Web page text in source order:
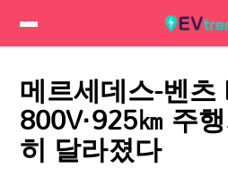
메르세데스-벤츠
800V·925㎞ 주
히 달라졌다